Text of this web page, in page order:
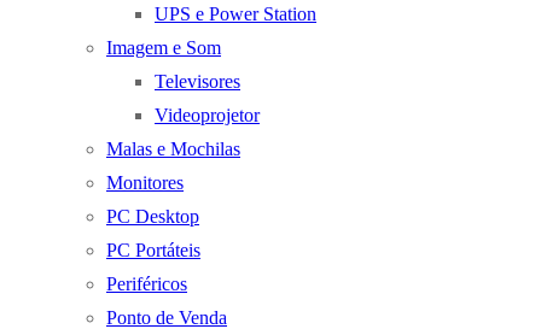
UPS e Power Station
Imagem e Som
Televisores
Videoprojetor
Malas e Mochilas
Monitores
PC Desktop
PC Portáteis
Periféricos
Ponto de Venda